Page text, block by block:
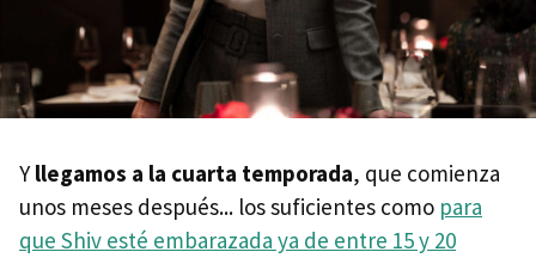
Yllegamos a la cuarta temporada, que comienza
unos meses después... los suficientes como para
que Shiv esté embarazada ya de entre 15 y 20